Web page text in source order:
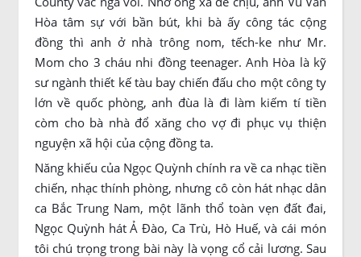
Hòa tâm sự với bần bút, khi bà ấy công tác cộng
đồng thì anh ở nhà trông nom, tếch-ke như Mr.
Mom cho 3 cháu nhi đồng teenager. Anh Hòa là kỹ
sư ngành thiết kế tàu bay chiến đấu cho một công ty
lớn về quốc phòng, anh đùa là đi làm kiếm tí tiền
còm cho bà nhà đổ xăng cho vợ đi phục vụ thiện
nguyện xã hội của cộng đồng ta.
Năng khiếu của Ngọc Quỳnh chính ra về ca nhạc tiền
chiến, nhạc thính phòng, nhưng cô còn hát nhạc dân
ca Bắc Trung Nam, một lãnh thổ toàn vẹn đất đai,
Ngọc Quỳnh hát Ả Đào, Ca Trù, Hò Huế, và cái món
tôi chú trọng trong bài này là vọng cổ cải lương. Sau